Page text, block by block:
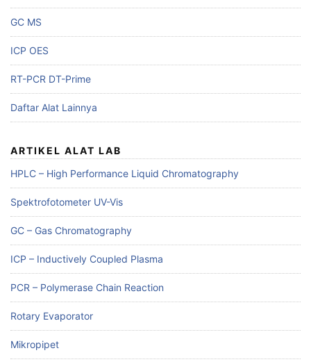
GC MS
ICP OES
RT-PCR DT-Prime
Daftar Alat Lainnya
ARTIKEL ALAT LAB
HPLC – High Performance Liquid Chromatography
Spektrofotometer UV-Vis
GC – Gas Chromatography
ICP – Inductively Coupled Plasma
PCR – Polymerase Chain Reaction
Rotary Evaporator
Mikropipet